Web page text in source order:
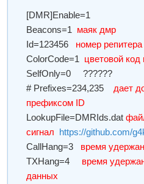
[DMR]Enable=1
Beacons=1 маяк дмр
Id=123456 номер
ColorCode=1 цветовой
SelfOnly=0 ??????
# Prefixes=234,235 дает
префиксом ID
LookupFile=DMRIds.dat
сигнал https://github.com/
CallHang=3 время
TXHang=4 время
данных